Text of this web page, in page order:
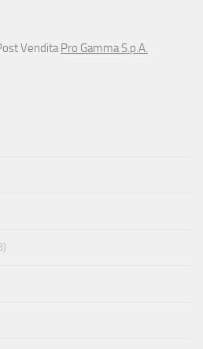
VenditaPro Gamma S.p.A.